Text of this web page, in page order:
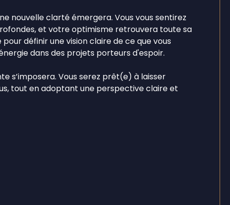
nouvelle clarté émergera. Vous vous sentirez
et votre optimisme retrouvera toute sa
définir une vision claire de ce que vous
dans des projets porteurs d'espoir.
s’imposera. Vous serez prêt(e) à laisser
tout en adoptant une perspective claire et